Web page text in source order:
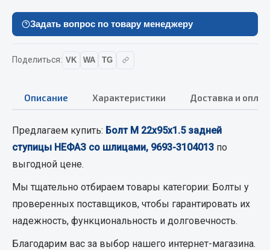
Вымпела
Технические жидкости
Задать вопрос по товару менеджеру
Поделиться: VK WA TG
Описание Характеристики Доставка и
Предлагаем купить: Болт М 22х95х1.5 задней
ступицы НЕФАЗ со шлицами, 9693-3104013 по
выгодной цене.
Мы тщательно отбираем товары категории: Болты у
проверенных поставщиков, чтобы гарантировать их
надежность, функциональность и долговечность.
Благодарим вас за выбор нашего интернет-магазина.